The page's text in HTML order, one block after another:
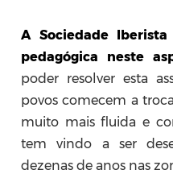
A Sociedade
pedagógica neste
poder resolver esta
povos comecem a
muito mais fluida e
tem vindo a ser
dezenas de anos nas